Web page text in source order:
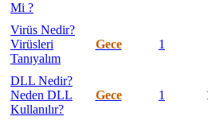
Mi ?
Virüs Nedir?
Virüsleri
Tanıyalım
Gece 1
DLL Nedir?
Neden DLL
Kullanılır?
Gece 1